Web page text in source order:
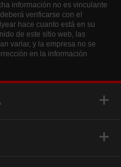
información no es vinculante
verificarse con el
hace cuanto está en su
de este sitio web, las
variar, y la empresa no se
en la información